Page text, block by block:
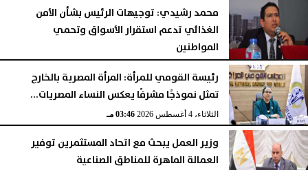
محمد رشيدي: توجيهات الرئيس بشأن الأمن
الغذائي تدعم استقرار الأسواق وتحمي
المواطنين
الثلاثاء، 4 أغسطس 2026
رئيسة القومي للمرأة: المرأة المصرية بالخارج
تمثل نموذجًا مشرفًا يعكس النساء المصريات...
الثلاثاء، 4 أغسطس 2026 03:46 مـ
وزير العمل يبحث مع اتحاد المستثمرين توفير
العمالة الماهرة للمناطق الصناعية